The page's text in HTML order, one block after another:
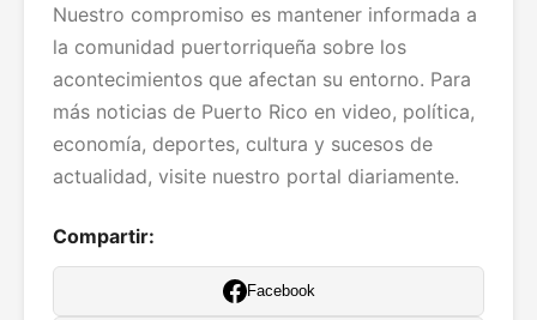
Nuestro compromiso es mantener informada a
la comunidad puertorriqueña sobre los
acontecimientos que afectan su entorno. Para
más noticias de Puerto Rico en video, política,
economía, deportes, cultura y sucesos de
actualidad, visite nuestro portal diariamente.
Compartir:
Facebook